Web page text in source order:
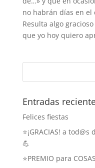
no habrán días en
Resulta algo
que yo hoy quiero
Entradas
Felices fiestas
⭐️¡GRACIAS! a tod@s
💪
⭐️PREMIO para